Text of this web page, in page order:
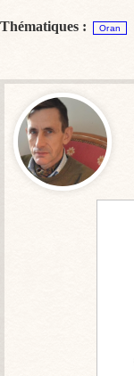
Thématiques : Oran